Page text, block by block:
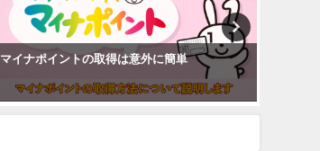
マイナポイントの取得は意外に簡単